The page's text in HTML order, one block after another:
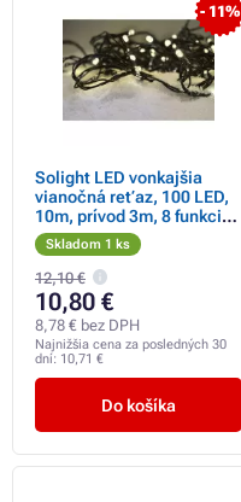
- 11%
Solight LED vonkajšia
vianočná reťaz, 100 LED,
10m, prívod 3m, 8 funkcií,
časovač, IP44, teplá biela
Skladom 1 ks
12,10 €
10,80 €
8,78 € bez DPH
Najnižšia cena za posledných 30
dní: 10,71 €
Do košíka